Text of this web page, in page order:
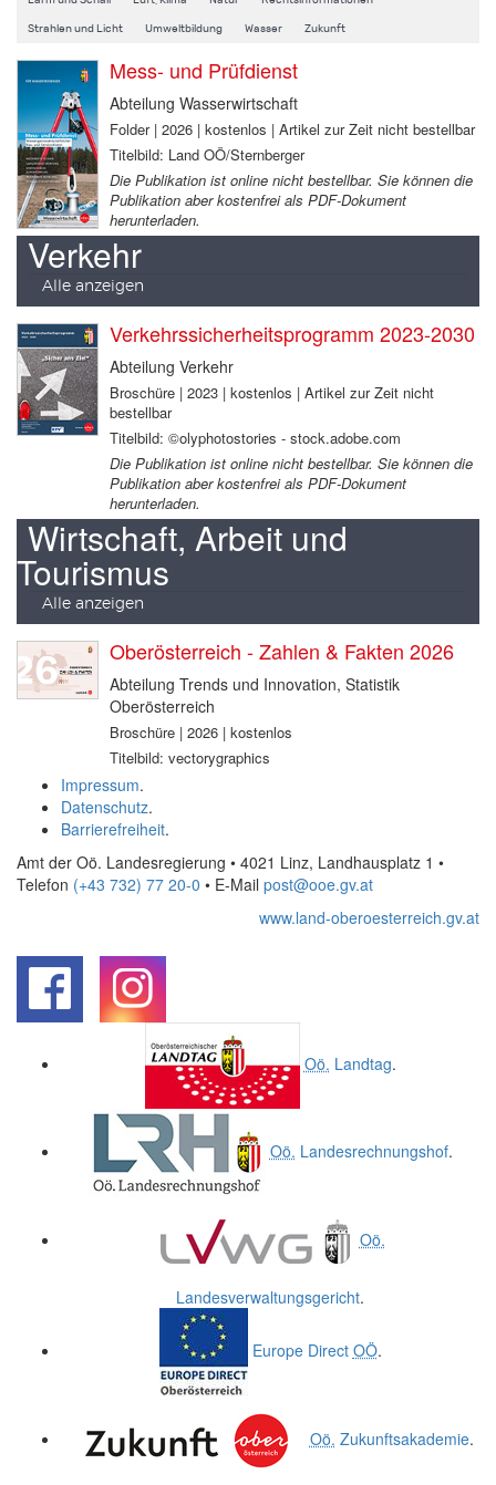
Strahlen und Licht Umweltbildung Wasser Zukunft
Mess- und Prüfdienst
Abteilung Wasserwirtschaft
Folder | 2026 | kostenlos | Artikel zur Zeit nicht bestellbar
Titelbild: Land OÖ/Sternberger
Die Publikation ist online nicht bestellbar. Sie können die
Publikation aber kostenfrei als PDF-Dokument
herunterladen.
Verkehr
Alle anzeigen
Verkehrssicherheitsprogramm 2023-2030
Abteilung Verkehr
Broschüre | 2023 | kostenlos | Artikel zur Zeit nicht
bestellbar
Titelbild: ©olyphotostories - stock.adobe.com
Die Publikation ist online nicht bestellbar. Sie können die
Publikation aber kostenfrei als PDF-Dokument
herunterladen.
Wirtschaft, Arbeit und
Tourismus
Alle anzeigen
Oberösterreich - Zahlen & Fakten 2026
Abteilung Trends und Innovation, Statistik
Oberösterreich
Broschüre | 2026 | kostenlos
Titelbild: vectorygraphics
Impressum.
Datenschutz.
Barrierefreiheit.
Amt der Oö. Landesregierung • 4021 Linz, Landhausplatz 1 •
Telefon (+43 732) 77 20-0 • E-Mail post@ooe.gv.at
www.land-oberoesterreich.gv.at
Oö. Landtag.
Oö. Landesrechnungshof.
Oö.
Landesverwaltungsgericht.
Europe Direct OÖ.
Oö. Zukunftsakademie.